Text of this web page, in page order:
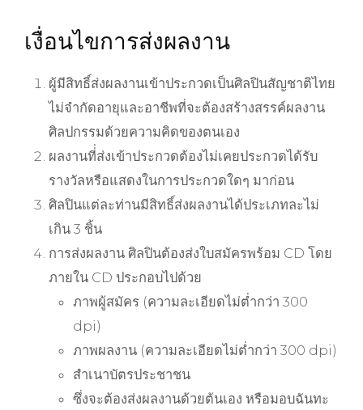
เงื่อนไขการส่งผลงาน
ผู้มีสิทธิ์ส่งผลงานเข้าประกวดเป็นศิลปินสัญชาติไทย
ไม่จำกัดอายุและอาชีพที่จะต้องสร้างสรรค์ผลงาน
ศิลปกรรมด้วยความคิดของตนเอง
ผลงานที่่ส่งเข้าประกวดต้องไม่เคยประกวดได้รับ
รางวัลหรือแสดงในการประกวดใดๆ มาก่อน
ศิลปินแต่ละท่านมีสิทธิ์ส่งผลงานได้ประเภทละไม่
เกิน 3 ชิ้น
การส่งผลงาน ศิลปินต้องส่งใบสมัครพร้อม CD โดย
ภายใน CD ประกอบไปด้วย
ภาพผู้สมัคร (ความละเอียดไม่ต่ำกว่า 300
dpi)
ภาพผลงาน (ความละเอียดไม่ต่ำกว่า 300 dpi)
สำเนาบัตรประชาชน
ซึ่งจะต้องส่งผลงานด้วยต้นเอง หรือมอบฉันทะ